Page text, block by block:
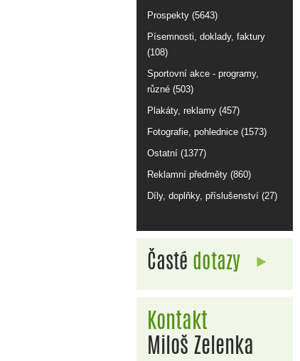
Prospekty (5643)
Písemnosti, doklady, faktury
(108)
Sportovní akce - programy,
různé (503)
Plakáty, reklamy (457)
Fotografie, pohlednice (1573)
Ostatní (1377)
Reklamní předměty (860)
Díly, doplňky, příslušenství (27)
Časté dotazy
Kontakt
Miloš Zelenka